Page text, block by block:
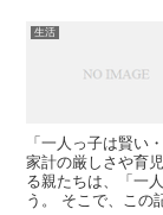
生活
「一人っ子は賢い
家計の厳しさや育
る親たちは、「一
う。 そこで、この